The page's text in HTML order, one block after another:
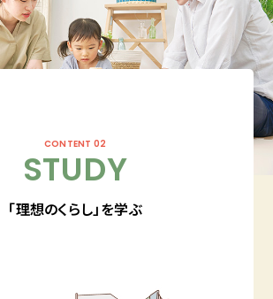
CONTENT 02
STUDY
「理想のくらし」を学ぶ